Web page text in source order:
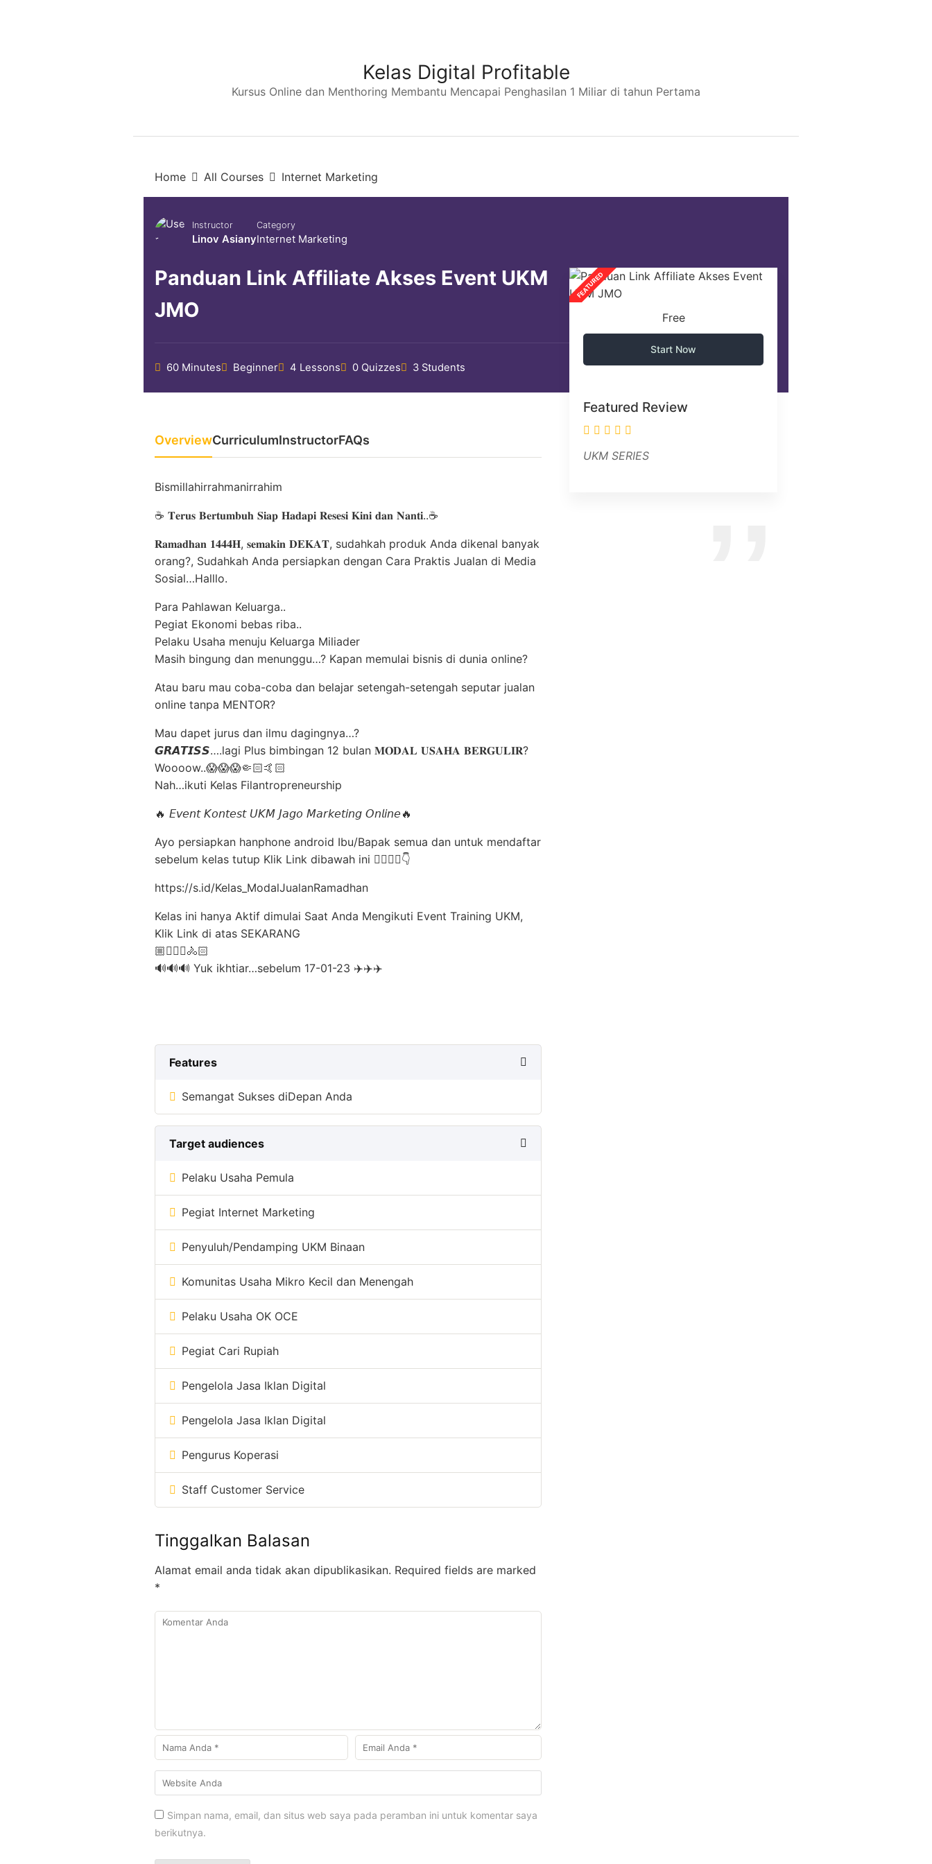
Kelas Digital Profitable
Kursus Online dan Menthoring Membantu Mencapai Penghasilan 1 Miliar di tahun Pertama
Home All Courses Internet Marketing
Instructor
Linov Asiany
Category
Internet Marketing
Panduan Link Affiliate Akses Event UKM
JMO
60 Minutes Beginner 4 Lessons 0 Quizzes 3 Students
OverviewCurriculumInstructorFAQs
Bismillahirrahmanirrahim
☕ 𝐓𝐞𝐫𝐮𝐬 𝐁𝐞𝐫𝐭𝐮𝐦𝐛𝐮𝐡 𝐒𝐢𝐚𝐩 𝐇𝐚𝐝𝐚𝐩𝐢 𝐑𝐞𝐬𝐞𝐬𝐢 𝐊𝐢𝐧𝐢 𝐝𝐚𝐧 𝐍𝐚𝐧𝐭𝐢..☕
𝐑𝐚𝐦𝐚𝐝𝐡𝐚𝐧 𝟏𝟒𝟒𝟒𝐇, 𝐬𝐞𝐦𝐚𝐤𝐢𝐧 𝐃𝐄𝐊𝐀𝐓, sudahkah produk Anda dikenal banyak
orang?, Sudahkah Anda persiapkan dengan Cara Praktis Jualan di Media
Sosial…Halllo.
Para Pahlawan Keluarga..
Pegiat Ekonomi bebas riba..
Pelaku Usaha menuju Keluarga Miliader
Masih bingung dan menunggu…? Kapan memulai bisnis di dunia online?
Atau baru mau coba-coba dan belajar setengah-setengah seputar jualan
online tanpa MENTOR?
Mau dapet jurus dan ilmu dagingnya…?
𝙂𝙍𝘼𝙏𝙄𝙎𝙎….lagi Plus bimbingan 12 bulan 𝐌𝐎𝐃𝐀𝐋 𝐔𝐒𝐀𝐇𝐀 𝐁𝐄𝐑𝐆𝐔𝐋𝐈𝐑?
Woooow..😱😱😱🤏🏻🤙🏻
Nah…ikuti Kelas Filantropreneurship
🔥 𝘌𝘷𝘦𝘯𝘵 𝘒𝘰𝘯𝘵𝘦𝘴𝘵 𝘜𝘒𝘔 𝘑𝘢𝘨𝘰 𝘔𝘢𝘳𝘬𝘦𝘵𝘪𝘯𝘨 𝘖𝘯𝘭𝘪𝘯𝘦🔥
Ayo persiapkan hanphone android Ibu/Bapak semua dan untuk mendaftar
sebelum kelas tutup Klik Link dibawah ini 👇🏼👇🏼👇
https://s.id/Kelas_ModalJualanRamadhan
Kelas ini hanya Aktif dimulai Saat Anda Mengikuti Event Training UKM,
Klik Link di atas SEKARANG
🏼🚴🏻‍♀️🚴🏻
🔊🔊🔊 Yuk ikhtiar…sebelum 17-01-23 ✈️✈️✈️
Features
Semangat Sukses diDepan Anda
Target audiences
Pelaku Usaha Pemula
Pegiat Internet Marketing
Penyuluh/Pendamping UKM Binaan
Komunitas Usaha Mikro Kecil dan Menengah
Pelaku Usaha OK OCE
Pegiat Cari Rupiah
Pengelola Jasa Iklan Digital
Pengelola Jasa Iklan Digital
Pengurus Koperasi
Staff Customer Service
Tinggalkan Balasan
Alamat email anda tidak akan dipublikasikan. Required fields are marked
*
Simpan nama, email, dan situs web saya pada peramban ini untuk komentar saya
berikutnya.
Free
Start Now
Featured Review
UKM SERIES